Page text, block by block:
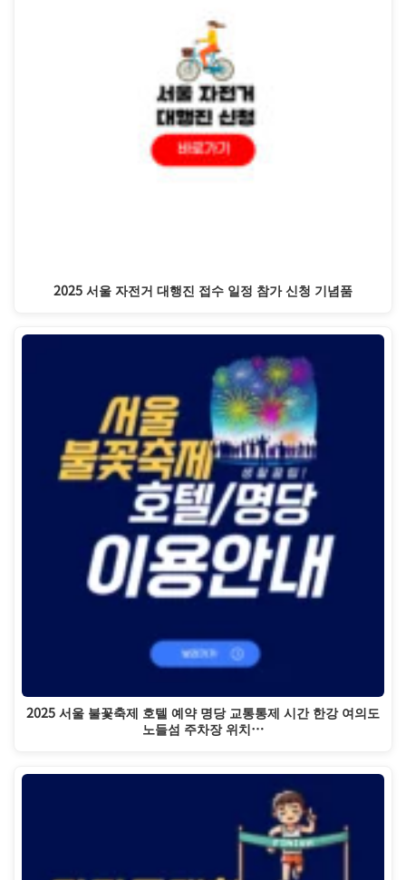
2025 서울 자전거 대행진 접수 일정 참가 신청 기념품
2025 서울 불꽃축제 호텔 예약 명당 교통통제 시간 한강 여의도
노들섬 주차장 위치…